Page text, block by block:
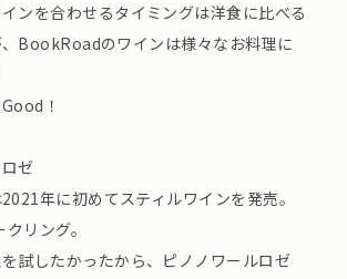
ンを合わせるタイミングは洋食に比べる
、BookRoadのワインは様々なお料理に
！
ゼ
年に初めてスティルワインを発売。
リング。
試したかったから、ピノノワールロゼ